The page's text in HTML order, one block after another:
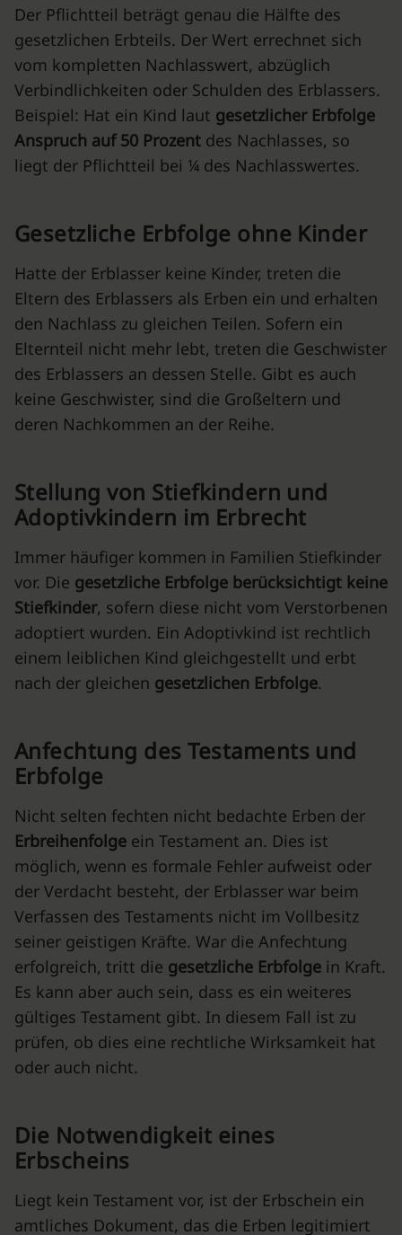
Der Pflichtteil beträgt genau die Hälfte des
gesetzlichen Erbteils. Der Wert errechnet sich
vom kompletten Nachlasswert, abzüglich
Verbindlichkeiten oder Schulden des Erblassers.
Beispiel: Hat ein Kind laut gesetzlicher Erbfolge
Anspruch auf 50 Prozent des Nachlasses, so
liegt der Pflichtteil bei ¼ des Nachlasswertes.
Gesetzliche Erbfolge ohne Kinder
Hatte der Erblasser keine Kinder, treten die
Eltern des Erblassers als Erben ein und erhalten
den Nachlass zu gleichen Teilen. Sofern ein
Elternteil nicht mehr lebt, treten die Geschwister
des Erblassers an dessen Stelle. Gibt es auch
keine Geschwister, sind die Großeltern und
deren Nachkommen an der Reihe.
Stellung von Stiefkindern und
Adoptivkindern im Erbrecht
Immer häufiger kommen in Familien Stiefkinder
vor. Die gesetzliche Erbfolge berücksichtigt keine
Stiefkinder, sofern diese nicht vom Verstorbenen
adoptiert wurden. Ein Adoptivkind ist rechtlich
einem leiblichen Kind gleichgestellt und erbt
nach der gleichen gesetzlichen Erbfolge.
Anfechtung des Testaments und
Erbfolge
Nicht selten fechten nicht bedachte Erben der
Erbreihenfolge ein Testament an. Dies ist
möglich, wenn es formale Fehler aufweist oder
der Verdacht besteht, der Erblasser war beim
Verfassen des Testaments nicht im Vollbesitz
seiner geistigen Kräfte. War die Anfechtung
erfolgreich, tritt die gesetzliche Erbfolge in Kraft.
Es kann aber auch sein, dass es ein weiteres
gültiges Testament gibt. In diesem Fall ist zu
prüfen, ob dies eine rechtliche Wirksamkeit hat
oder auch nicht.
Die Notwendigkeit eines
Erbscheins
Liegt kein Testament vor, ist der Erbschein ein
amtliches Dokument, das die Erben legitimiert